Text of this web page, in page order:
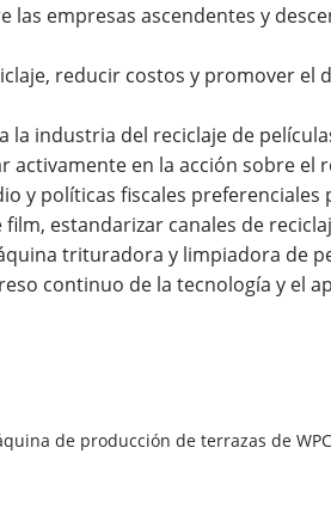
las empresas ascendentes y
reducir costos y promover
industria del reciclaje de
en la acción sobre el
y políticas fiscales
estandarizar canales de
trituradora y limpiadora de
continuo de la tecnología y el
de producción de terrazas de